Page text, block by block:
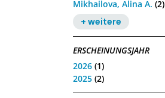
Mikhailova, Alina A. (2)
+ weitere
ERSCHEINUNGSJAHR
2026 (1)
2025 (2)